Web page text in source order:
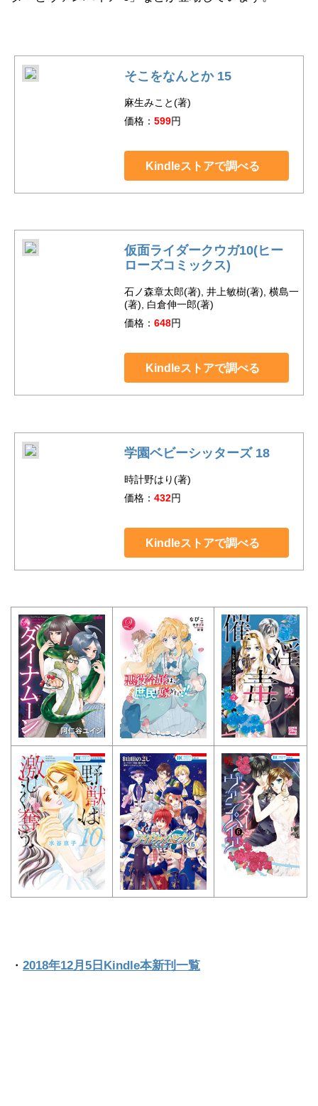
そこをなんとか 15
麻生みこと(著)
価格： 599円
Kindleストアで調べる
仮面ライダークウガ10(ヒー
ローズコミックス)
石ノ森章太郎(著), 井上敏樹(著), 横島一
(著), 白倉伸一郎(著)
価格： 648円
Kindleストアで調べる
学園ベビーシッターズ 18
時計野はり(著)
価格： 432円
Kindleストアで調べる
・ 2018年12月5日Kindle本新刊一覧